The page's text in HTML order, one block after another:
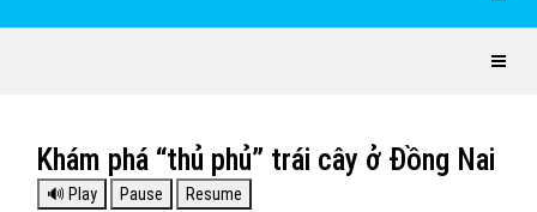
Khám phá “thủ phủ” trái cây ở Đồng Nai